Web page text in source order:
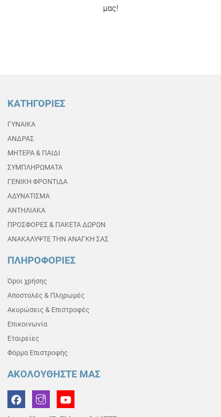
μας!
ΚΑΤΗΓΟΡΙΕΣ
ΓΥΝΑΙΚΑ
ΑΝΔΡΑΣ
ΜΗΤΕΡΑ & ΠΑΙΔΙ
ΣΥΜΠΛΗΡΩΜΑΤΑ
ΓΕΝΙΚΗ ΦΡΟΝΤΙΔΑ
ΑΔΥΝΑΤΙΣΜΑ
ΑΝΤΗΛΙΑΚΑ
ΠΡΟΣΦΟΡΕΣ & ΠΑΚΕΤΑ ΔΩΡΩΝ
ΑΝΑΚΑΛΥΨΤΕ ΤΗΝ ΑΝΑΓΚΗ ΣΑΣ
ΠΛΗΡΟΦΟΡΙΕΣ
Όροι χρήσης
Αποστολές & Πληρωμές
Ακυρώσεις & Επιστροφές
Επικοινωνία
Εταιρείες
Φόρμα Επιστροφής
ΑΚΟΛΟΥΘΗΣΤΕ ΜΑΣ